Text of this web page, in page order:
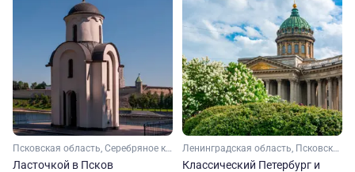
Псковская область, Серебряное кольцо
Ласточкой в Псков
Ленинградская область, Псковская область, Серебряное кольцо
Классический Петербург и